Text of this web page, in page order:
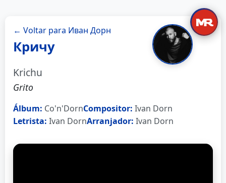
← Voltar para Иван Дорн
Кричу
Krichu
Grito
Álbum: Co'n'DornCompositor: Ivan Dorn
Letrista: Ivan DornArranjador: Ivan Dorn